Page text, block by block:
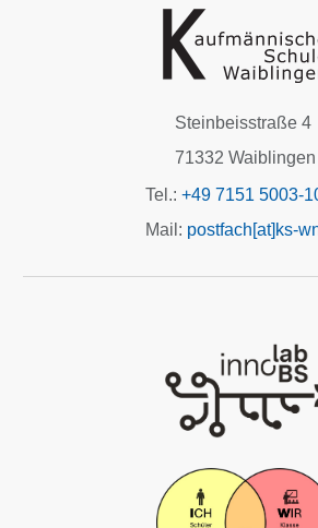
Steinbeisstraße 4
71332 Waiblingen
Tel.: +49 7151 5003-
Mail: postfach[at]ks-